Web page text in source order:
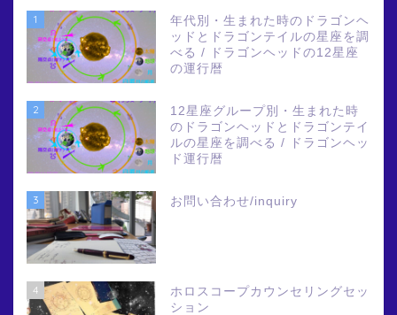
1
年代別・生まれた時のドラゴンヘ
ッドとドラゴンテイルの星座を調
べる / ドラゴンヘッドの12星座
の運行暦
2
12星座グループ別・生まれた時
のドラゴンヘッドとドラゴンテイ
ルの星座を調べる / ドラゴンヘッ
ド運行暦
3 お問い合わせ/inquiry
4
ホロスコープカウンセリングセッ
ション